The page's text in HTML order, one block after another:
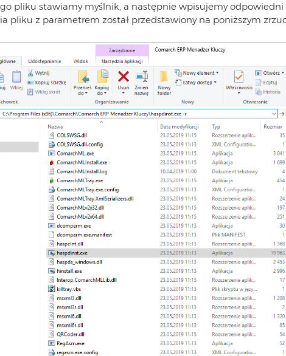
pliku stawiamy myślnik, a następnie wpisujemy odpowiedni
pliku z parametrem został przedstawiony na poniższym